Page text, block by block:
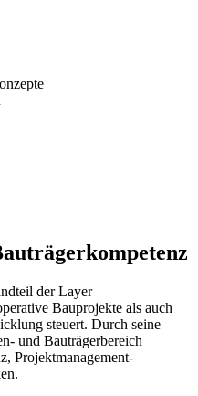
der Layer
Bauprojekte als auch
steuert. Durch seine
und Bauträgerbereich
Projektmanagement-